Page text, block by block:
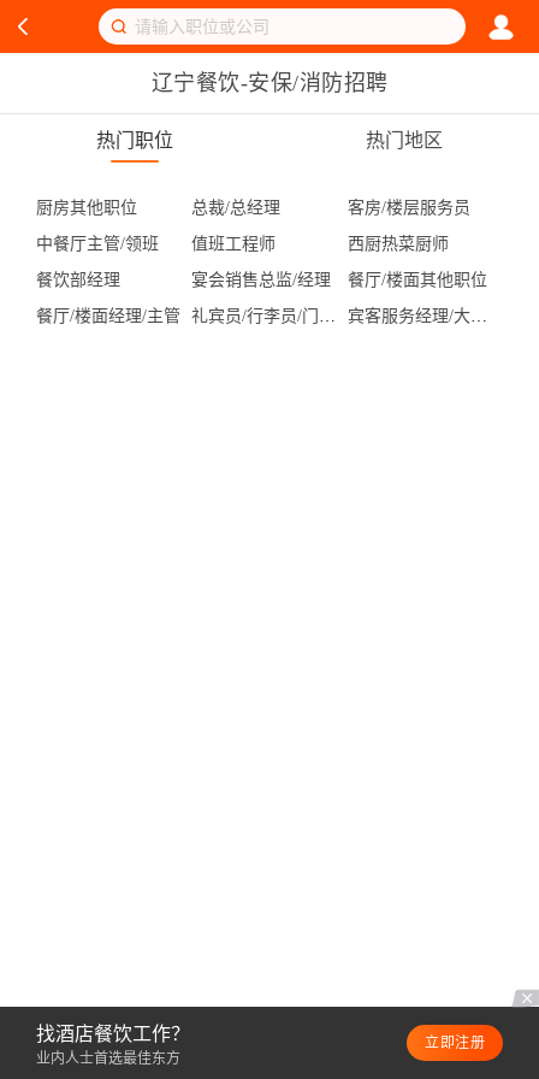
辽宁餐饮-安保/消防招聘
热门职位 热门地区
厨房其他职位 总裁/总经理
客房/楼层服务员
中餐厅主管/领班
值班工程师
西厨热菜厨师
餐饮部经理
宴会销售总监/经理
餐厅/楼面其他职位
餐厅/楼面经理/主管
礼宾员/行李员/门童/机场代表 宾客服务经理/大堂副理
找酒店餐饮工作？
业内人士首选最佳东方
立即注册